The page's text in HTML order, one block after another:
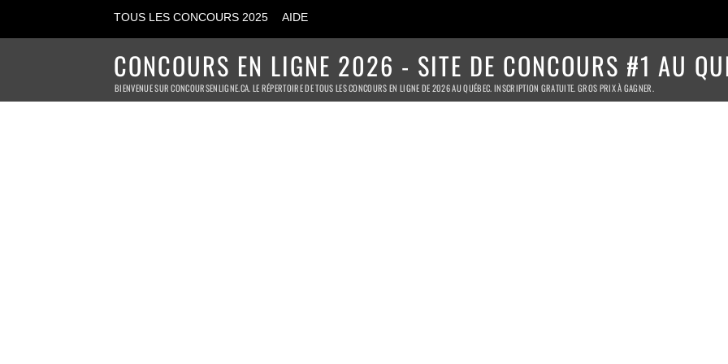
TOUS LES CONCOURS 2025 AIDE
CONCOURS EN LIGNE 2026 - SITE DE CONCOURS #1 AU
BIENVENUE SUR CONCOURSENLIGNE.CA. LE RÉPERTOIRE DE TOUS LES CONCOURS EN LIGNE DE 2026 AU QUÉBEC. INSCRIPTION GRATUITE. GROS PRIX À GAGNER.